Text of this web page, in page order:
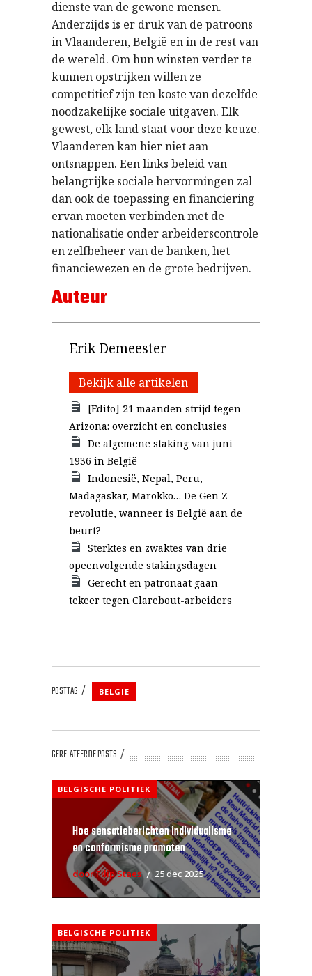
dienste van de gewone mensen.
Anderzijds is er druk van de patroons
in Vlaanderen, België en in de rest van
de wereld. Om hun winsten verder te
kunnen opstrijken willen ze
competitief zijn ten koste van dezelfde
noodzakelijke sociale uitgaven. Elk
gewest, elk land staat voor deze keuze.
Vlaanderen kan hier niet aan
ontsnappen. Een links beleid van
belangrijke sociale hervormingen zal
dan ook de toepassing en financiering
ervan moeten verbinden met de
nationalisatie onder arbeiderscontrole
en zelfbeheer van de banken, het
financiewezen en de grote bedrijven.
Auteur
Erik Demeester
Bekijk alle artikelen
[Edito] 21 maanden strijd tegen
Arizona: overzicht en conclusies
De algemene staking van juni
1936 in België
Indonesië, Nepal, Peru,
Madagaskar, Marokko… De Gen Z-
revolutie, wanneer is België aan de
beurt?
Sterktes en zwaktes van drie
opeenvolgende stakingsdagen
Gerecht en patronaat gaan
tekeer tegen Clarebout-arbeiders
POSTTAG BELGIE
GERELATEERDE POSTS
BELGISCHE POLITIEK
Hoe sensatieberichten individualisme
en conformisme promoten
door Filip Staes 25 dec 2025
BELGISCHE POLITIEK